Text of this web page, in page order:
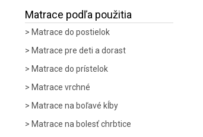
Matrace podľa použitia
Matrace do postielok
Matrace pre deti a dorast
Matrace do prístelok
Matrace vrchné
Matrace na boľavé kĺby
Matrace na bolesť chrbtice